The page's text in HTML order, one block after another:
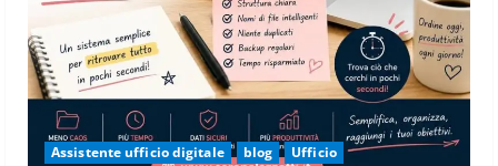
Assistente ufficio digitale blog Ufficio